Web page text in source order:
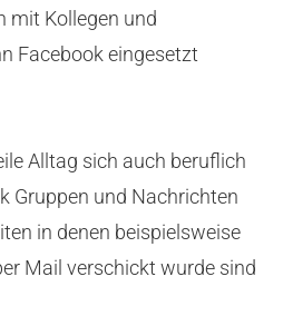
mit Kollegen und
Facebook eingesetzt
Alltag sich auch beruflich
Gruppen und Nachrichten
in denen beispielsweise
Mail verschickt wurde sind